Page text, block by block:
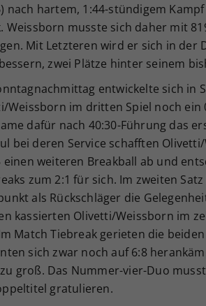
nach hartem, 1:44-stündigem
Weissborn musste sich daher mit
Mit Letzteren wird er sich in der
zwei Plätze hinter seinem
entwickelte sich in
Weissborn im dritten Spiel noch ein
dafür nach 40:30-Führung das
bei deren Service schafften
weiteren Breakball ab und
zum 2:1 für sich. Im zweiten
als Rückschläger die
kassierten Olivetti/Weissborn im
Match Tiebreak gerieten die
sich zwar noch auf 6:8
groß. Das Nummer-vier-Duo
gratulieren.